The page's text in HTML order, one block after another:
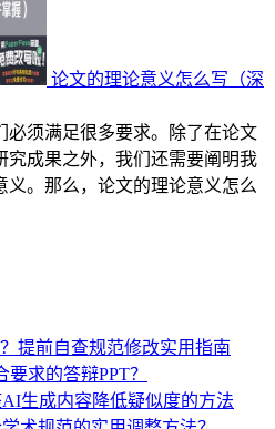
论文的理论意义怎么写（深
必须满足很多要求。除了在论文
究成果之外，我们还需要阐明我
义。那么，论文的理论意义怎么
提前自查规范修改实用指南
求的答辩PPT？
生成内容降低疑似度的方法